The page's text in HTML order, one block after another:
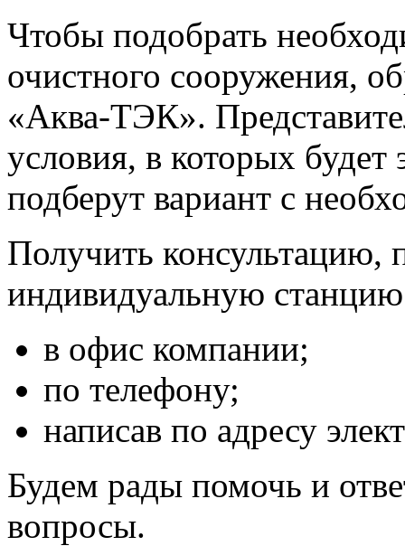
Чтобы подобрать
очистного сооружения,
«Аква-ТЭК».
условия, в которых будет
подберут вариант с
Получить консультацию,
индивидуальную
в офис компании;
по телефону;
написав по адресу
Будем рады помочь и
вопросы.